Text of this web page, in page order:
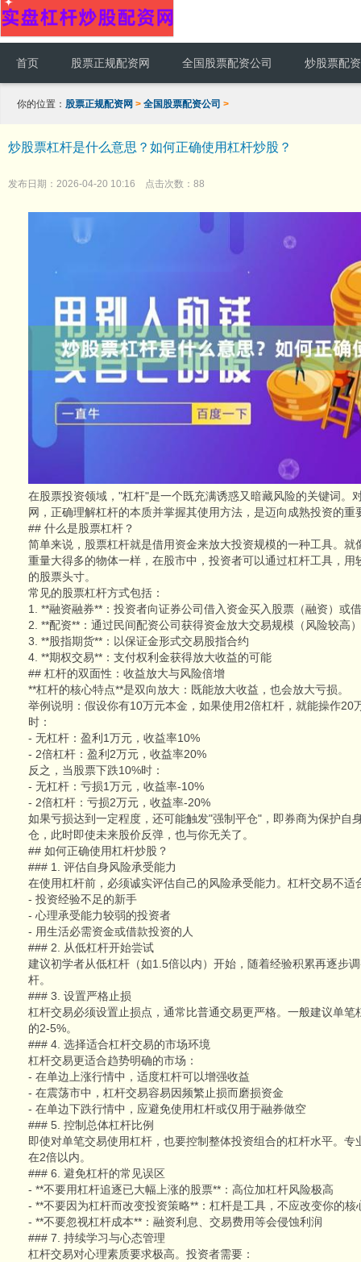
首页 股票正规配资网 全国股票配资公司 炒股票配资
你的位置： 股票正规配资网 > 全国股票配资公司 >
炒股票杠杆是什么意思？如何正确使用杠杆炒股？
发布日期：2026-04-20 10:16 点击次数：88
在股票投资领域，"杠杆"是一个既充满诱惑又暗藏风险的关键词。
网，正确理解杠杆的本质并掌握其使用方法，是迈向成熟投资的重
## 什么是股票杠杆？
简单来说，股票杠杆就是借用资金来放大投资规模的一种工具。就
重量大得多的物体一样，在股市中，投资者可以通过杠杆工具，用
的股票头寸。
常见的股票杠杆方式包括：
1. **融资融券**：投资者向证券公司借入资金买入股票（融资）或
2. **配资**：通过民间配资公司获得资金放大交易规模（风险较高）
3. **股指期货**：以保证金形式交易股指合约
4. **期权交易**：支付权利金获得放大收益的可能
## 杠杆的双面性：收益放大与风险倍增
**杠杆的核心特点**是双向放大：既能放大收益，也会放大亏损。
举例说明：假设你有10万元本金，如果使用2倍杠杆，就能操作20
时：
- 无杠杆：盈利1万元，收益率10%
- 2倍杠杆：盈利2万元，收益率20%
反之，当股票下跌10%时：
- 无杠杆：亏损1万元，收益率-10%
- 2倍杠杆：亏损2万元，收益率-20%
如果亏损达到一定程度，还可能触发"强制平仓"，即券商为保护自
仓，此时即使未来股价反弹，也与你无关了。
## 如何正确使用杠杆炒股？
### 1. 评估自身风险承受能力
在使用杠杆前，必须诚实评估自己的风险承受能力。杠杆交易不适
- 投资经验不足的新手
- 心理承受能力较弱的投资者
- 用生活必需资金或借款投资的人
### 2. 从低杠杆开始尝试
建议初学者从低杠杆（如1.5倍以内）开始，随着经验积累再逐步
杆。
### 3. 设置严格止损
杠杆交易必须设置止损点，通常比普通交易更严格。一般建议单笔
的2-5%。
### 4. 选择适合杠杆交易的市场环境
杠杆交易更适合趋势明确的市场：
- 在单边上涨行情中，适度杠杆可以增强收益
- 在震荡市中，杠杆交易容易因频繁止损而磨损资金
- 在单边下跌行情中，应避免使用杠杆或仅用于融券做空
### 5. 控制总体杠杆比例
即使对单笔交易使用杠杆，也要控制整体投资组合的杠杆水平。
在2倍以内。
### 6. 避免杠杆的常见误区
- **不要用杠杆追逐已大幅上涨的股票**：高位加杠杆风险极高
- **不要因为杠杆而改变投资策略**：杠杆是工具，不应改变你的核
- **不要忽视杠杆成本**：融资利息、交易费用等会侵蚀利润
### 7. 持续学习与心态管理
杠杆交易对心理素质要求极高。投资者需要：